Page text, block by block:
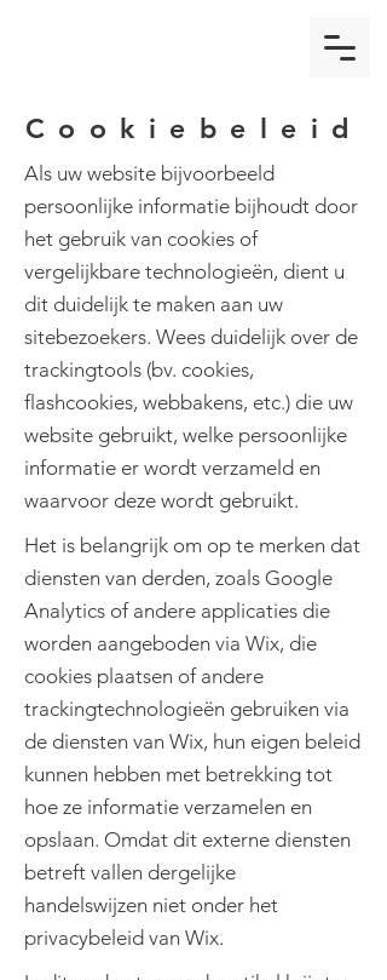
Cookiebeleid
Als uw website bijvoorbeeld
persoonlijke informatie bijhoudt door
het gebruik van cookies of
vergelijkbare technologieën, dient u
dit duidelijk te maken aan uw
sitebezoekers. Wees duidelijk over de
trackingtools (bv. cookies,
flashcookies, webbakens, etc.) die uw
website gebruikt, welke persoonlijke
informatie er wordt verzameld en
waarvoor deze wordt gebruikt.
Het is belangrijk om op te merken dat
diensten van derden, zoals Google
Analytics of andere applicaties die
worden aangeboden via Wix, die
cookies plaatsen of andere
trackingtechnologieën gebruiken via
de diensten van Wix, hun eigen beleid
kunnen hebben met betrekking tot
hoe ze informatie verzamelen en
opslaan. Omdat dit externe diensten
betreft vallen dergelijke
handelswijzen niet onder het
privacybeleid van Wix.